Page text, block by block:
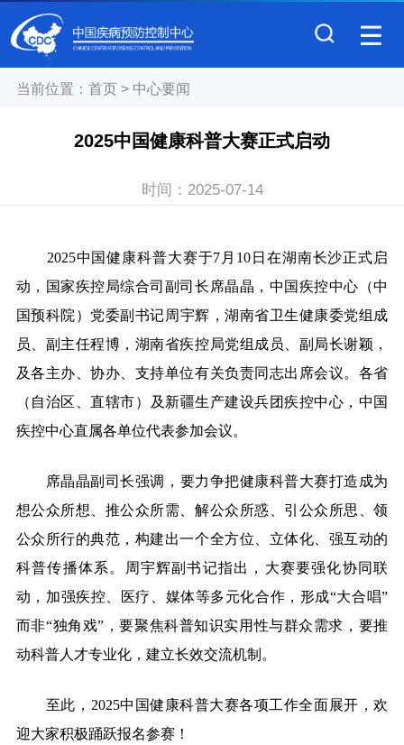
当前位置： 首页> 中心要闻
2025中国健康科普大赛正式启动
时间： 2025-07-14
2025中国健康科普大赛于7月10日在湖南长沙正式启
动， 国家疾控局综合司副司长席晶晶，中国疾控中心 （中
国预科院） 党委副书记周宇辉，湖南省卫生健康委党组成
员、副主任程博，湖南省疾控局党组成员、副局长谢颖，
及各主办、协办、支持单位有关负责同志出席会议。 各省
（ 自治区、直辖市） 及新疆生产建设兵团疾控中心 ， 中国
疾控中心直属各单位代表参加会议。
席晶晶副司长强调， 要力争把健康科普大赛打造成为
想公众所想、推公众所需、解公众所惑、引公众所思、领
公众所行的典范，构建出一个全方位、立体化、强互动的
科普传播体系。
周宇辉副书记指出，大赛要强化协同联
动，加强疾控、医疗、媒体等多元化合作，形成“大合唱”
而非“独角戏”，要聚焦科普知识实用性与群众需求，要推
动科普人才专业化，建立长效交流机制。
至此，2025中国健康科普大赛各项工作全面展开，欢
迎大家积极踊跃报名参赛 ！